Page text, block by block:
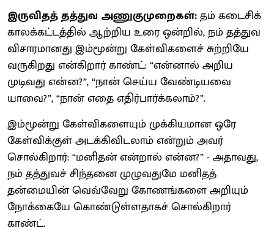
இருவிதத் தத்துவ அணுகுமுறைகள்:தம் கடைசிக்
காலக்கட்டத்தில் ஆற்றிய உரை ஒன்றில், நம் தத்துவ
விசாரமானது இம்மூன்று கேள்விகளைச் சுற்றியே
வருகிறது என்கிறார் காண்ட்: “என்னால் அறிய
முடிவது என்ன?”, “நான் செய்ய வேண்டியவை
யாவை?”, “நான் எதை எதிர்பார்க்கலாம்?”.
இம்மூன்று கேள்விகளையும் முக்கியமான ஒரே
கேள்விக்குள் அடக்கிவிடலாம் என்றும் அவர்
சொல்கிறார்: “மனிதன் என்றால் என்ன?” - அதாவது,
நம் தத்துவச் சிந்தனை முழுவதுமே மனிதத்
தன்மையின் வெவ்வேறு கோணங்களை அறியும்
நோக்கையே கொண்டுள்ளதாகச் சொல்கிறார்
காண்ட்.